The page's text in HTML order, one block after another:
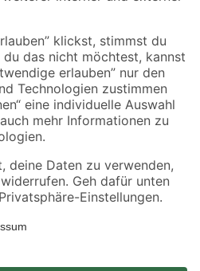
Die dargestellten Angebote sind unter
Die angegebenen Verfügbarkeiten beziehen
gilt nicht für Artikel mit Speditionsversand, hier